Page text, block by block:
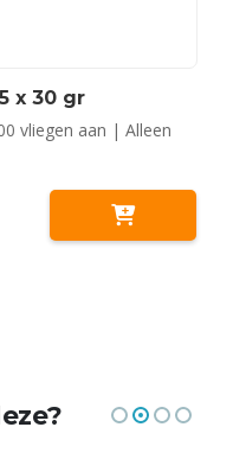
x 30 gr
vliegen aan | Alleen